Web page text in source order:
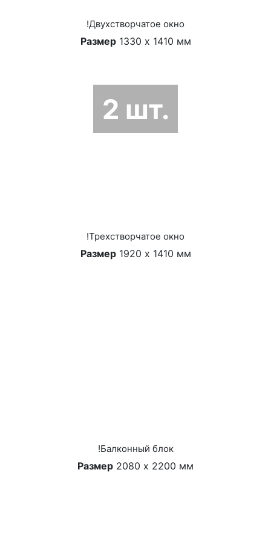
!Двухстворчатое окно
Размер1330 х 1410 мм
2 шт.
!Трехстворчатое окно
Размер1920 х 1410 мм
!Балконный блок
Размер 2080 х 2200 мм